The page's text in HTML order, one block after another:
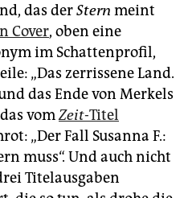
das derStern meint
Cover, oben eine
im Schattenprofil,
„Das zerrissene Land.
das Ende von Merkels
vomZeit-Titel
„Der Fall Susanna F.:
muss“. Und auch nicht
Titelausgaben